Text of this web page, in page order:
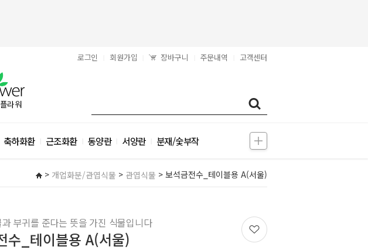
로그인 회원가입 장바구니 주문내역 고객센터
라워
축하화환 근조화환 동양란 서양란 분재/숯부작
> 개업화분/관엽식물 > 관엽식물 > 보석금전수_테이블용 A(서울)
부귀를 준다는 뜻을 가진 식물입니다
수_테이블용 A(서울)